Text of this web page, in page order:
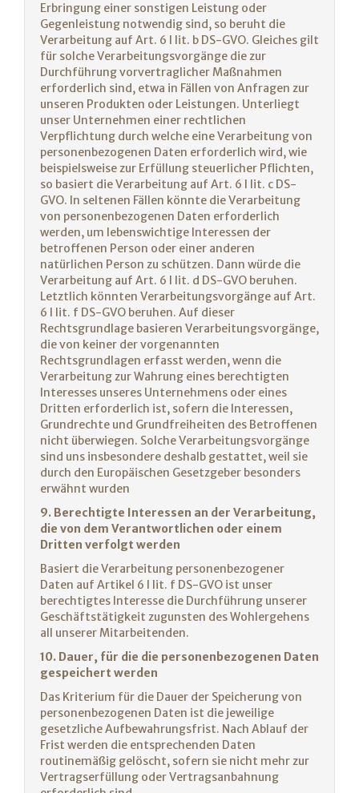
Erbringung einer sonstigen Leistung oder
Gegenleistung notwendig sind, so beruht die
Verarbeitung auf Art. 6 I lit. b DS-GVO. Gleiches gilt
für solche Verarbeitungsvorgänge die zur
Durchführung vorvertraglicher Maßnahmen
erforderlich sind, etwa in Fällen von Anfragen zur
unseren Produkten oder Leistungen. Unterliegt
unser Unternehmen einer rechtlichen
Verpflichtung durch welche eine Verarbeitung von
personenbezogenen Daten erforderlich wird, wie
beispielsweise zur Erfüllung steuerlicher Pflichten,
so basiert die Verarbeitung auf Art. 6 I lit. c DS-
GVO. In seltenen Fällen könnte die Verarbeitung
von personenbezogenen Daten erforderlich
werden, um lebenswichtige Interessen der
betroffenen Person oder einer anderen
natürlichen Person zu schützen. Dann würde die
Verarbeitung auf Art. 6 I lit. d DS-GVO beruhen.
Letztlich könnten Verarbeitungsvorgänge auf Art.
6 I lit. f DS-GVO beruhen. Auf dieser
Rechtsgrundlage basieren Verarbeitungsvorgänge,
die von keiner der vorgenannten
Rechtsgrundlagen erfasst werden, wenn die
Verarbeitung zur Wahrung eines berechtigten
Interesses unseres Unternehmens oder eines
Dritten erforderlich ist, sofern die Interessen,
Grundrechte und Grundfreiheiten des Betroffenen
nicht überwiegen. Solche Verarbeitungsvorgänge
sind uns insbesondere deshalb gestattet, weil sie
durch den Europäischen Gesetzgeber besonders
erwähnt wurden
9. Berechtigte Interessen an der Verarbeitung,
die von dem Verantwortlichen oder einem
Dritten verfolgt werden
Basiert die Verarbeitung personenbezogener
Daten auf Artikel 6 I lit. f DS-GVO ist unser
berechtigtes Interesse die Durchführung unserer
Geschäftstätigkeit zugunsten des Wohlergehens
all unserer Mitarbeitenden.
10. Dauer, für die die personenbezogenen Daten
gespeichert werden
Das Kriterium für die Dauer der Speicherung von
personenbezogenen Daten ist die jeweilige
gesetzliche Aufbewahrungsfrist. Nach Ablauf der
Frist werden die entsprechenden Daten
routinemäßig gelöscht, sofern sie nicht mehr zur
Vertragserfüllung oder Vertragsanbahnung